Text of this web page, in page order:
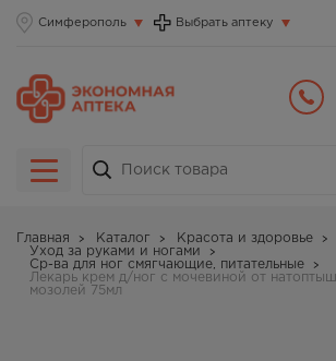
Симферополь Выбрать аптеку
Главная Каталог
Красота и здоровье
Уход за руками и ногами
Ср-ва для ног смягчающие, питательные
Лекарь крем д/ног с мочевиной от
мозолей 75мл